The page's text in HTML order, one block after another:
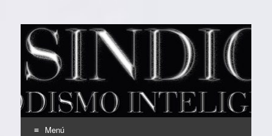
EL SINDICAL
Periodismo Inteligente
Menú